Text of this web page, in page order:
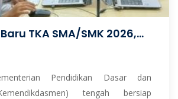
TKA SMA/SMK 2026,...
Pendidikan Dasar dan
tengah bersiap